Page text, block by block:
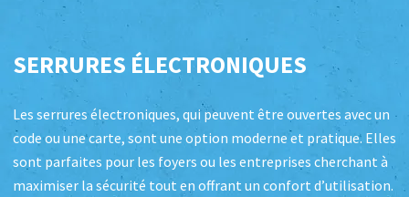
SERRURES ÉLECTRONIQUES
Les serrures électroniques, qui peuvent être ouvertes avec un
code ou une carte, sont une option moderne et pratique. Elles
sont parfaites pour les foyers ou les entreprises cherchant à
maximiser la sécurité tout en offrant un confort d’utilisation.